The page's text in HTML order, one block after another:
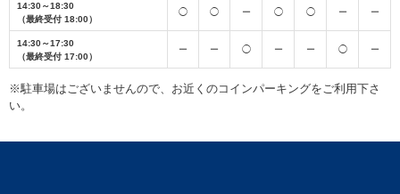
14:30～18:30
（最終受付 18:00）
◯ ◯ ー ◯ ◯ ー ー
14:30～17:30
（最終受付 17:00）
ー ー ◯ ー ー ◯ ー
※駐車場はございませんので、お近くのコインパーキングをご利用下さ
い。